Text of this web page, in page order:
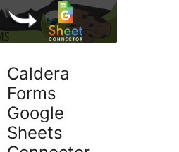
Caldera
Forms
Google
Sheets